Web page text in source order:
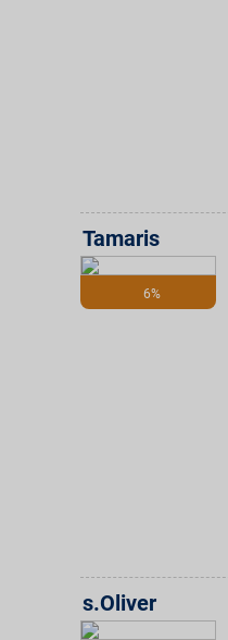
6%
Tamaris
s.Oliver